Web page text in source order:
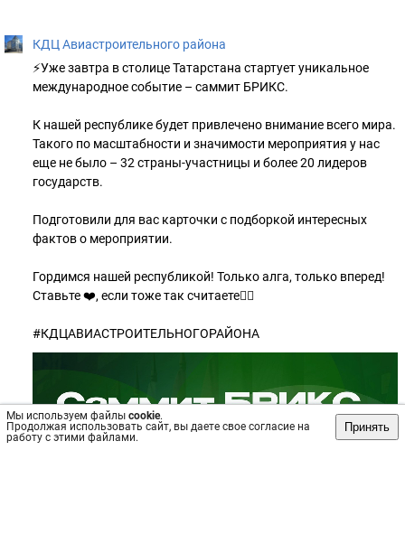
Мы используем файлы cookie.
Продолжая использовать сайт, вы даете свое согласие на
работу с этими файлами.
Принять
КДЦ Авиастроительного района
⚡️Уже завтра в столице Татарстана стартует уникальное
международное событие – саммит БРИКС.
К нашей республике будет привлечено внимание всего мира.
Такого по масштабности и значимости мероприятия у нас
еще не было – 32 страны-участницы и более 20 лидеров
государств.
Подготовили для вас карточки с подборкой интересных
фактов о мероприятии.
Гордимся нашей республикой! Только алга, только вперед!
Ставьте ❤️, если тоже так считаете👍🏻
#КДЦАВИАСТРОИТЕЛЬНОГОРАЙОНА